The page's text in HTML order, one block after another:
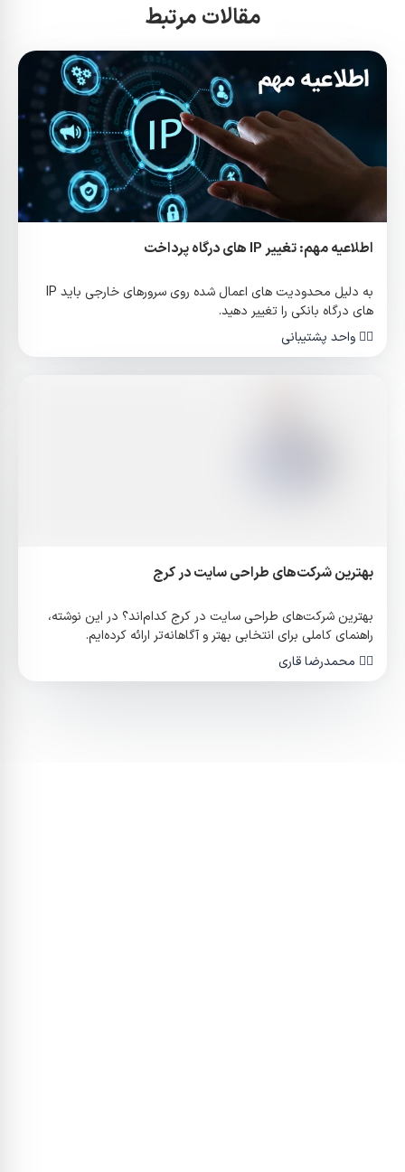
مقالات مرتبط
اطلاعیه مهم: تغییر IP های درگاه پرداخت
به دلیل محدودیت های اعمال شده روی سرورهای خارجی باید IP
های درگاه بانکی را تغییر دهید.
✍🏻 واحد پشتیبانی
بهترین شرکت‌های طراحی سایت در کرج
بهترین شرکت‌های طراحی سایت در کرج کدام‌اند؟ در این نوشته،
راهنمای کاملی برای انتخابی بهتر و آگاهانه‌تر ارائه کرده‌ایم.
✍🏻 محمدرضا قاری